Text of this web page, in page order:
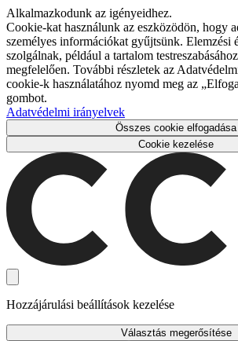
Alkalmazkodunk az igényeidhez.
Cookie-kat használunk az eszközödön, hogy
személyes információkat gyűjtsünk. Elemzési
szolgálnak, például a tartalom
megfelelően. További részletek az
cookie-k használatához nyomd meg az
gombot.
Adatvédelmi irányelvek
Összes cookie elfogadása
Cookie kezelése
Hozzájárulási beállítások kezelése
Választás megerősítése